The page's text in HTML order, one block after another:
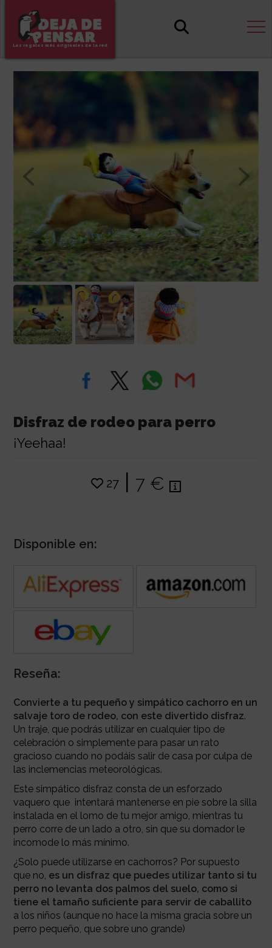
Los regalos más originales de la red
Disfraz de rodeo para perro
¡Yeehaa!
27| 7 €
Disponible en:
Reseña:
Convierte a tu pequeño y simpático cachorro en un
salvaje toro de rodeo, con este divertido disfraz.
Un traje, que podrás utilizar en cualquier tipo de
celebración o simplemente para pasar un rato
gracioso cuando no podáis salir de casa por culpa de
las inclemencias meteorológicas.
Este simpático disfraz consta de un esforzado
vaquero que intentará mantenerse en pie sobre la silla
instalada en el lomo de tu mejor amigo, mientras tu
perro corre de un lado a otro, sin que su domador le
incomode lo más mínimo.
¿Solo puede utilizarse en cachorros? Por supuesto
que no, es un disfraz que puedes utilizar tanto si tu
perro no levanta dos palmos del suelo, como si
tiene el tamaño suficiente para servir de caballito
a los niños (aunque no hace la misma gracia sobre un
perro pequeño, que sobre uno grande)